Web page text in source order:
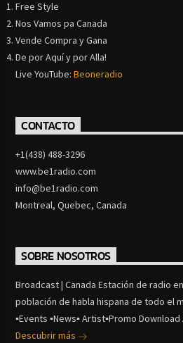
Free Style
Nos Vamos pa Canada
Vende Compra y Gana
De por Aquí y por Alla!
Live YouTube:Beoneradio
CONTACTO
+1(438) 488-3296
www.be1radio.com
info@be1radio.com
Montreal, Quebec, Canada
SOBRE NOSOTROS
Broadcast | Canada Estación de radio
población de habla hispana de todo el
▪Events ▪News▪ Artist▪Promo Download
Descubrir más